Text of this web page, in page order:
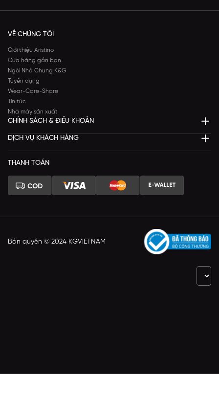
VỀ CHÚNG TÔI
Giới thiệu Aristino
Cửa hàng gần bạn
Ngôi Nhà Chung K&G
Tuyển dụng
Wear-Care-Share
Tin tức
Nhà máy sản xuất
CHÍNH SÁCH & ĐIỀU KHOẢN
DỊCH VỤ KHÁCH HÀNG
THANH TOÁN
Bản quyền © 2024 KGVIETNAM